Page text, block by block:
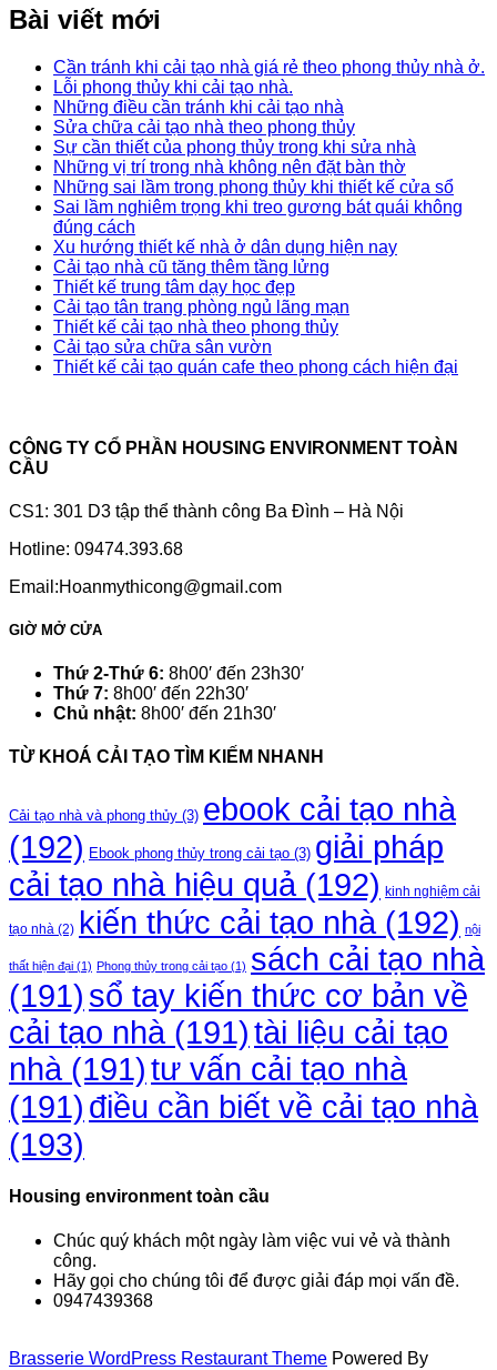
Bài viết mới
Cần tránh khi cải tạo nhà giá rẻ theo phong thủy nhà ở.
Lỗi phong thủy khi cải tạo nhà.
Những điều cần tránh khi cải tạo nhà
Sửa chữa cải tạo nhà theo phong thủy
Sự cần thiết của phong thủy trong khi sửa nhà
Những vị trí trong nhà không nên đặt bàn thờ
Những sai lầm trong phong thủy khi thiết kế cửa sổ
Sai lầm nghiêm trọng khi treo gương bát quái không
đúng cách
Xu hướng thiết kế nhà ở dân dụng hiện nay
Cải tạo nhà cũ tăng thêm tầng lửng
Thiết kế trung tâm dạy học đẹp
Cải tạo tân trang phòng ngủ lãng mạn
Thiết kế cải tạo nhà theo phong thủy
Cải tạo sửa chữa sân vườn
Thiết kế cải tạo quán cafe theo phong cách hiện đại
CÔNG TY CỔ PHẦN HOUSING ENVIRONMENT TOÀN
CẦU
CS1: 301 D3 tập thể thành công Ba Đình – Hà Nội
Hotline: 09474.393.68
Email:Hoanmythicong@gmail.com
GIỜ MỞ CỬA
Thứ 2-Thứ 6: 8h00′ đến 23h30′
Thứ 7: 8h00′ đến 22h30′
Chủ nhật: 8h00′ đến 21h30′
TỪ KHOÁ CẢI TẠO TÌM KIẾM NHANH
Cải tạo nhà và phong thủy (3) ebook cải tạo nhà
(192) Ebook phong thủy trong cải tạo (3) giải pháp
cải tạo nhà hiệu quả(192) kinh nghiệm cải
tạo nhà (2) kiến thức cải tạo nhà(192) nội
thất hiện đại (1) Phong thủy trong cải tạo (1) sách cải tạo nhà
(191) sổ tay kiến thức cơ bản về
cải tạo nhà(191)tài liệu cải tạo
nhà(191)tư vấn cải tạo nhà
(191) điều cần biết về cải tạo nhà
(193)
Housing environment toàn cầu
Chúc quý khách một ngày làm việc vui vẻ và thành
công.
Hãy gọi cho chúng tôi để được giải đáp mọi vấn đề.
0947439368
Brasserie WordPress Restaurant Theme Powered By